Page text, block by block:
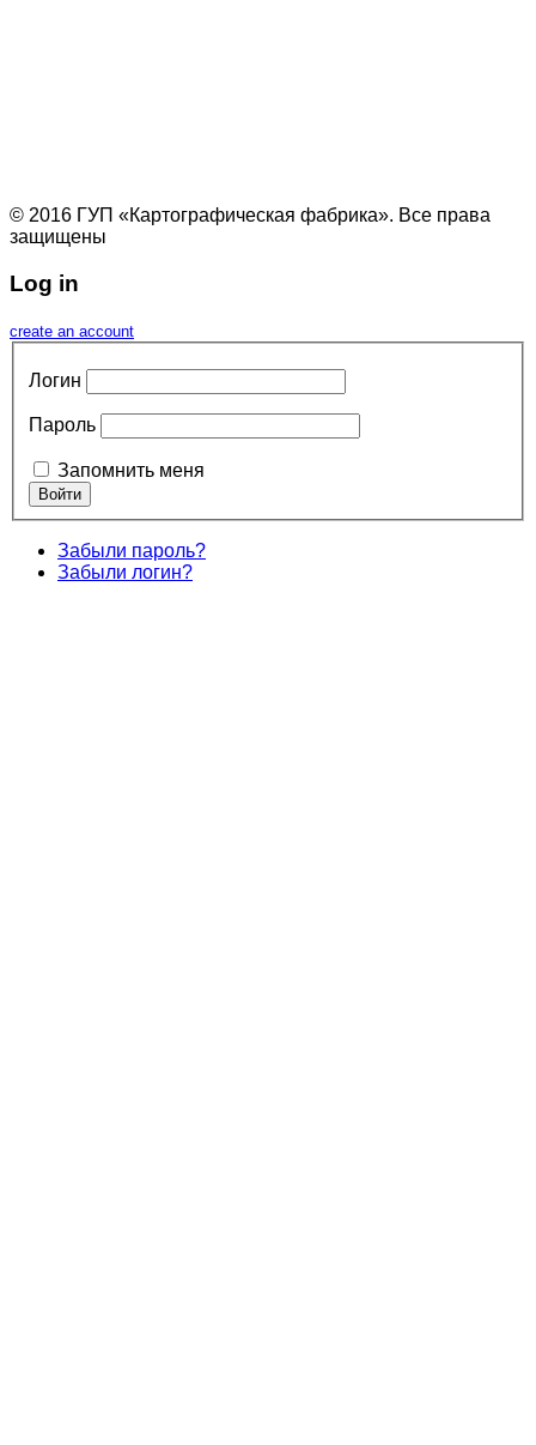
© 2016 ГУП «Картографическая фабрика». Все права
защищены
Log in
create an account
Логин
Пароль
Запомнить меня
Забыли пароль?
Забыли логин?